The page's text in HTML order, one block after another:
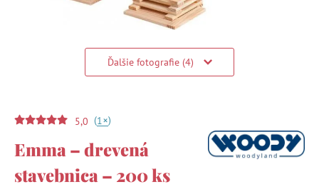
Ďalšie fotografie (4)
5,0 (1+)
Emma – drevená
stavebnica – 200 ks